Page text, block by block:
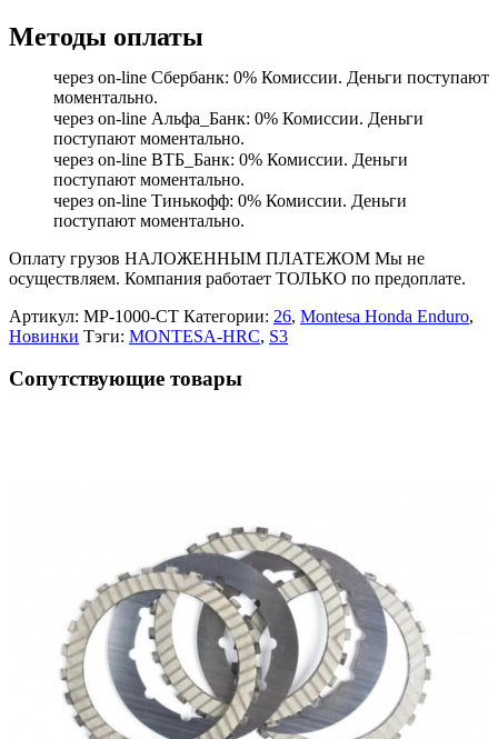
Методы оплаты
через on-line Сбербанк: 0% Комиссии. Деньги поступают
моментально.
через on-line Альфа_Банк: 0% Комиссии. Деньги
поступают моментально.
через on-line ВТБ_Банк: 0% Комиссии. Деньги
поступают моментально.
через on-line Тинькофф: 0% Комиссии. Деньги
поступают моментально.
Оплату грузов НАЛОЖЕННЫМ ПЛАТЕЖОМ Мы не
осуществляем. Компания работает ТОЛЬКО по предоплате.
Артикул: MP-1000-CT Категории: 26, Montesa Honda Enduro,
Новинки Тэги: MONTESA-HRC, S3
Сопутствующие товары